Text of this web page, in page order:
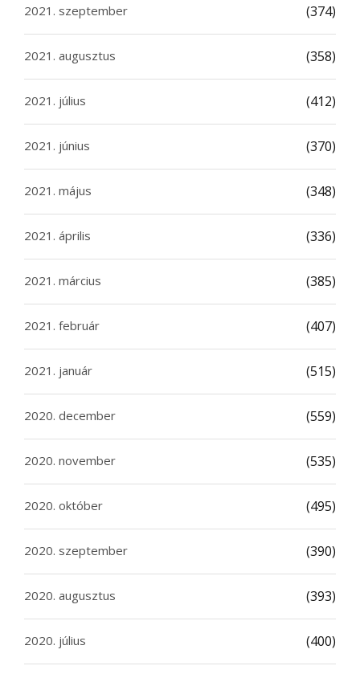
2021. szeptember (374)
2021. augusztus (358)
2021. július (412)
2021. június (370)
2021. május (348)
2021. április (336)
2021. március (385)
2021. február (407)
2021. január (515)
2020. december (559)
2020. november (535)
2020. október (495)
2020. szeptember (390)
2020. augusztus (393)
2020. július (400)